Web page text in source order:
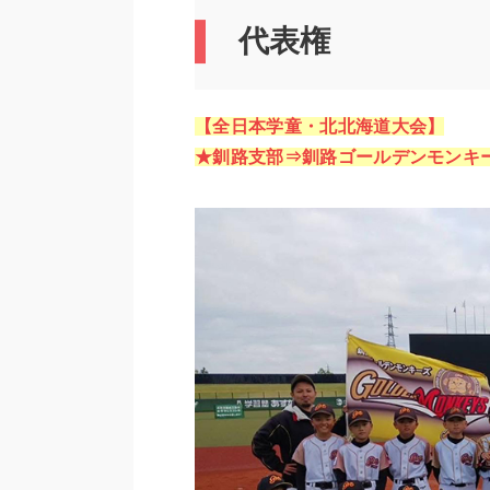
代表権
【全日本学童・北北海道大会】
★釧路支部⇒釧路ゴールデンモンキ